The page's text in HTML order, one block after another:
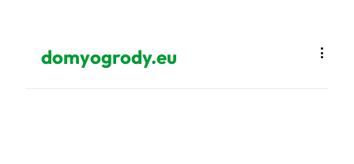
domyogrody.eu